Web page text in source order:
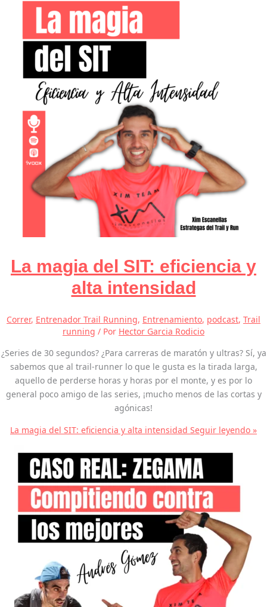
La magia del SIT: eficiencia y
alta intensidad
Correr, Entrenador Trail Running, Entrenamiento, podcast, Trail
running / Por Hector Garcia Rodicio
¿Series de 30 segundos? ¿Para carreras de maratón y ultras? Sí, ya
sabemos que al trail-runner lo que le gusta es la tirada larga,
aquello de perderse horas y horas por el monte, y es por lo
general poco amigo de las series, ¡mucho menos de las cortas y
agónicas!
La magia del SIT: eficiencia y alta intensidad Seguir leyendo »